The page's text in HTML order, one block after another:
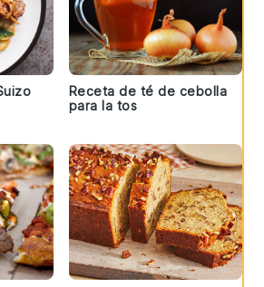
Receta de té de cebolla
para la tos